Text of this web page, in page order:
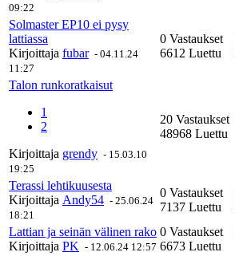
09:22
Solmaster EP10 ei pysy
lattiassa
Kirjoittaja fubar - 04.11.24
11:27
0 Vastaukset
6612 Luettu
Talon runkoratkaisut
1
2
Kirjoittaja grendy - 15.03.10
19:25
20 Vastaukset
48968 Luettu
Terassi lehtikuusesta
Kirjoittaja Andy54 - 25.06.24
18:21
0 Vastaukset
7137 Luettu
Lattian ja seinän välinen rako
Kirjoittaja PK - 12.06.24 12:57
0 Vastaukset
6673 Luettu